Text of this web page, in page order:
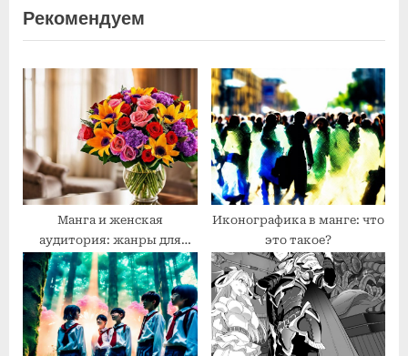
o
u
s
P
s
t
:
t
P
o
:
Рекомендуем
Манга и женская
аудитория: жанры для
женщин
Иконографика в манге: что
это такое?